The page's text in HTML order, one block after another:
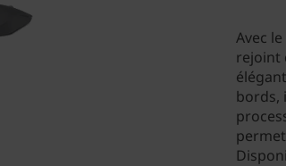
Avec
rejoint
bords,